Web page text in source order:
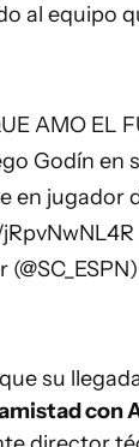
al equipo
AMO EL
Godín en
en jugador
su
con